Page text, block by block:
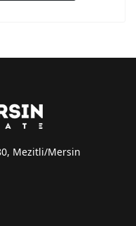
Mezitli/Mersin